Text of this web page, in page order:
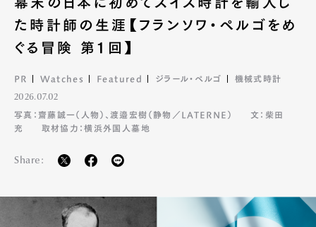
た時計師の生涯【フランソワ・ペルゴをめ
ぐる冒険 第１回】
PR Watches Featured ジラール・ペルゴ 機械式時計
2026.07.02
写真：齋藤誠一（人物）、渡邉宏樹（静物／LATERNE）
文：柴田
充
取材協力：横浜外国人墓地
Share: